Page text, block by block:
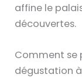
affine le
découvertes.
Comment se
dégustation à